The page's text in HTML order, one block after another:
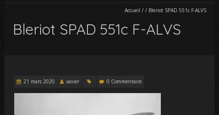
Accueil / / Bleriot SPAD 551c F-ALVS
Bleriot SPAD 551c F-ALVS
21 mars 2020 xavier 0 Commentaire